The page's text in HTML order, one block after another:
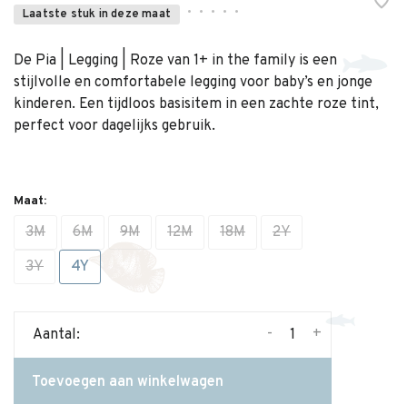
Laatste stuk in deze maat • • • • •
De Pia | Legging | Roze van 1+ in the family is een
stijlvolle en comfortabele legging voor baby’s en jonge
kinderen. Een tijdloos basisitem in een zachte roze tint,
perfect voor dagelijks gebruik.
Maat:
3M 6M 9M 12M 18M
2Y
3Y
4Y
Aantal: +
-
Toevoegen aan winkelwagen